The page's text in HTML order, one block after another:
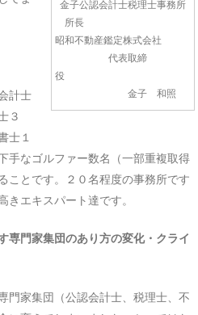
金子公認会計士税理士事務所
所長
昭和不動産鑑定株式会社
代表取締
役
金子 和照
計士
３
士１
手なゴルファー数名（一部重複取得
ことです。２０名程度の事務所です
エキスパート達です。
専門家集団のあり方の変化・クライ
門家集団（公認会計士、税理士、不